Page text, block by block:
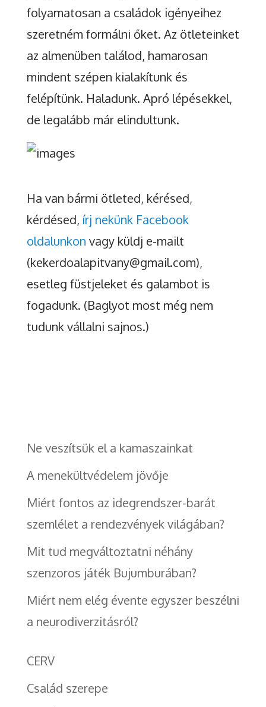
folyamatosan a családok igényeihez
szeretném formálni őket. Az ötleteinket
az almenüben találod, hamarosan
mindent szépen kialakítunk és
felépítünk. Haladunk. Apró lépésekkel,
de legalább már elindultunk.
Ha van bármi ötleted, kérésed,
kérdésed, írj nekünk Facebook
oldalunkon vagy küldj e-mailt
(kekerdoalapitvany@gmail.com),
esetleg füstjeleket és galambot is
fogadunk. (Baglyot most még nem
tudunk vállalni sajnos.)
Ne veszítsük el a kamaszainkat
A menekültvédelem jövője
Miért fontos az idegrendszer-barát
szemlélet a rendezvények világában?
Mit tud megváltoztatni néhány
szenzoros játék Bujumburában?
Miért nem elég évente egyszer beszélni
a neurodiverzitásról?
CERV
Család szerepe